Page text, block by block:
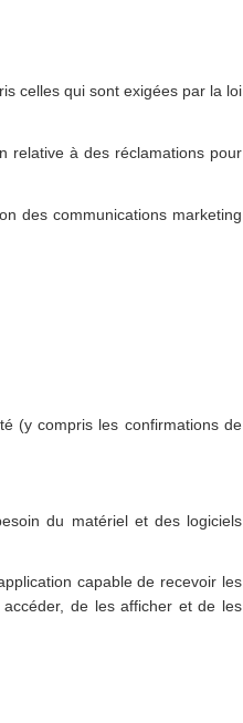
celles qui sont exigées par la loi
relative à des réclamations pour
des communications marketing
(y compris les confirmations de
du matériel et des logiciels
capable de recevoir les
de les afficher et de les